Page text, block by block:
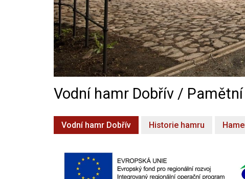
Vodní hamr Dobřív /
Vodní hamr Dobřív Historie hamru